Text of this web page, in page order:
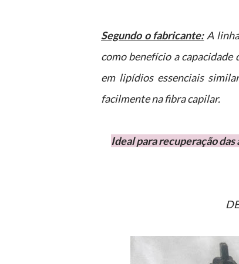
Segundo o fabricante:A
como benefício a capacidade
em lipídios essenciais
facilmente na fibra capilar.
Ideal para recuperação das agressões diárias, onde garante uma nutrição intensa e cabelos